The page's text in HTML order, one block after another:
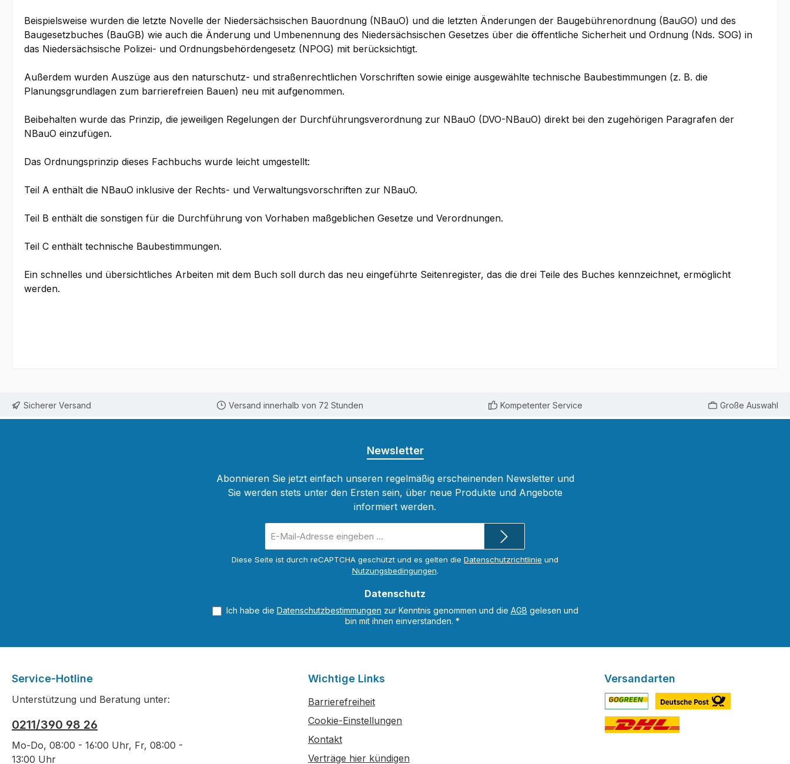
Beispielsweise wurden die letzte Novelle der Niedersächsischen Bauordnung (NBauO) und die letzten Änderungen der Baugebührenordnung (BauGO) und des
Baugesetzbuches (BauGB) wie auch die Änderung und Umbenennung des Niedersächsischen Gesetzes über die öffentliche Sicherheit und Ordnung (Nds. SOG) in
das Niedersächsische Polizei- und Ordnungsbehördengesetz (NPOG) mit berücksichtigt.
Außerdem wurden Auszüge aus den naturschutz- und straßenrechtlichen Vorschriften sowie einige ausgewählte technische Baubestimmungen (z. B. die
Planungsgrundlagen zum barrierefreien Bauen) neu mit aufgenommen.
Beibehalten wurde das Prinzip, die jeweiligen Regelungen der Durchführungsverordnung zur NBauO (DVO-NBauO) direkt bei den zugehörigen Paragrafen der
NBauO einzufügen.
Das Ordnungsprinzip dieses Fachbuchs wurde leicht umgestellt:
Teil A enthält die NBauO inklusive der Rechts- und Verwaltungsvorschriften zur NBauO.
Teil B enthält die sonstigen für die Durchführung von Vorhaben maßgeblichen Gesetze und Verordnungen.
Teil C enthält technische Baubestimmungen.
Ein schnelles und übersichtliches Arbeiten mit dem Buch soll durch das neu eingeführte Seitenregister, das die drei Teile des Buches kennzeichnet, ermöglicht
werden.
Sicherer Versand Versand innerhalb von 72 Stunden Kompetenter Service Große Auswahl
Newsletter
Abonnieren Sie jetzt einfach unseren regelmäßig erscheinenden Newsletter und
Sie werden stets unter den Ersten sein, über neue Produkte und Angebote
informiert werden.
Mail-
Diese Seite ist durch reCAPTCHA geschützt und es gelten die Datenschutzrichtlinie und
Nutzungsbedingungen.
Datenschutz
Ich habe die Datenschutzbestimmungen zur Kenntnis genommen und die AGB gelesen und
bin mit ihnen einverstanden. *
Service-Hotline
Unterstützung und Beratung unter:
0211/390 98 26
Mo-Do, 08:00 - 16:00 Uhr, Fr, 08:00 -
13:00 Uhr
Wichtige Links
Barrierefreiheit
Cookie-Einstellungen
Kontakt
Verträge hier kündigen
Versandarten
Benutzerdefiniertes Bild 1
Benutzerdefiniertes Bild 2